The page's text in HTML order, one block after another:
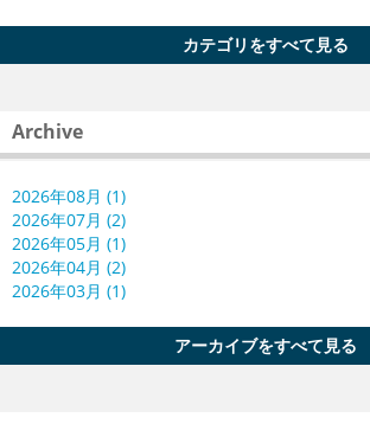
カテゴリをすべて見る
Archive
2026年08月 (1)
2026年07月 (2)
2026年05月 (1)
2026年04月 (2)
2026年03月 (1)
アーカイブをすべて見る